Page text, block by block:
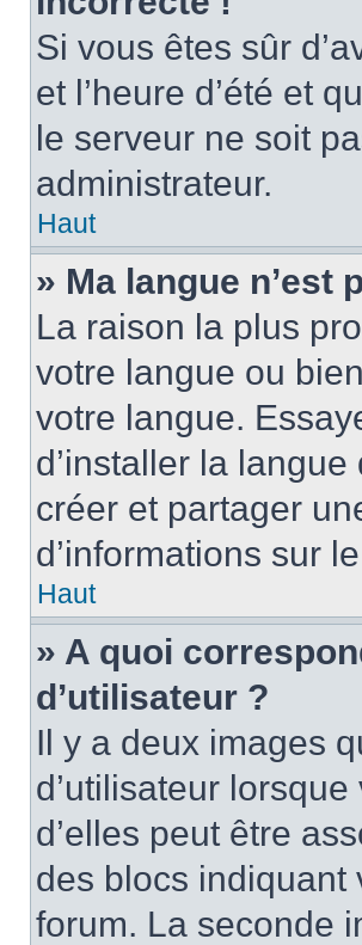
Si vous êtes sûr
et l’heure d’été et
le serveur ne soit
administrateur.
Haut
» Ma langue n’est
La raison la plus
votre langue ou
votre langue.
d’installer la
créer et partager
d’informations sur
Haut
» A quoi
d’utilisateur ?
Il y a deux images
d’utilisateur
d’elles peut être
des blocs indiquant
forum. La seconde